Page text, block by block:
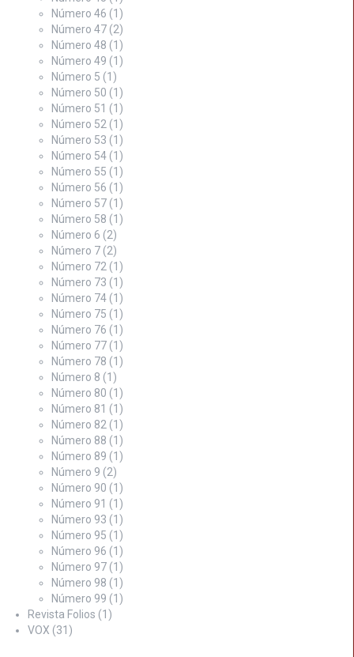
Número 46 (1)
Número 47 (2)
Número 48 (1)
Número 49 (1)
Número 5 (1)
Número 50 (1)
Número 51 (1)
Número 52 (1)
Número 53 (1)
Número 54 (1)
Número 55 (1)
Número 56 (1)
Número 57 (1)
Número 58 (1)
Número 6 (2)
Número 7 (2)
Número 72 (1)
Número 73 (1)
Número 74 (1)
Número 75 (1)
Número 76 (1)
Número 77 (1)
Número 78 (1)
Número 8 (1)
Número 80 (1)
Número 81 (1)
Número 82 (1)
Número 88 (1)
Número 89 (1)
Número 9 (2)
Número 90 (1)
Número 91 (1)
Número 93 (1)
Número 95 (1)
Número 96 (1)
Número 97 (1)
Número 98 (1)
Número 99 (1)
Revista Folios (1)
VOX (31)